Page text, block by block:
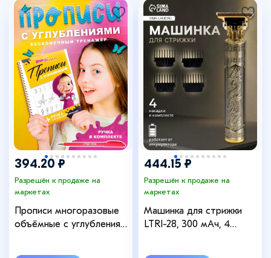
394.20 ₽
Разрешён к продаже на
маркетах
Прописи многоразовые
объёмные с углублениями
+1
444.15 ₽
Разрешён к продаже на
маркетах
Машинка для стрижки
LTRI-28, 300 мАч, 4